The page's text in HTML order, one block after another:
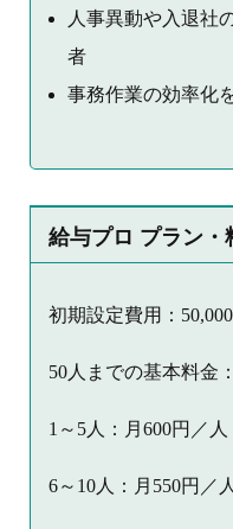
人事異動や入退社
者
事務作業の効率化
給与プロ プラン・
初期設定費用：
50人までの基本料金
1～5人：月600円／人
6～10人：月550円／人